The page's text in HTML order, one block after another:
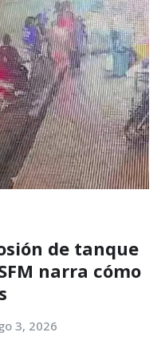
de tanque
narra cómo
3, 2026